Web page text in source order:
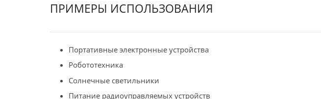
ПРИМЕРЫ ИСПОЛЬЗОВАНИЯ
Портативные электронные устройства
Робототехника
Солнечные светильники
Питание радиоуправляемых устройств